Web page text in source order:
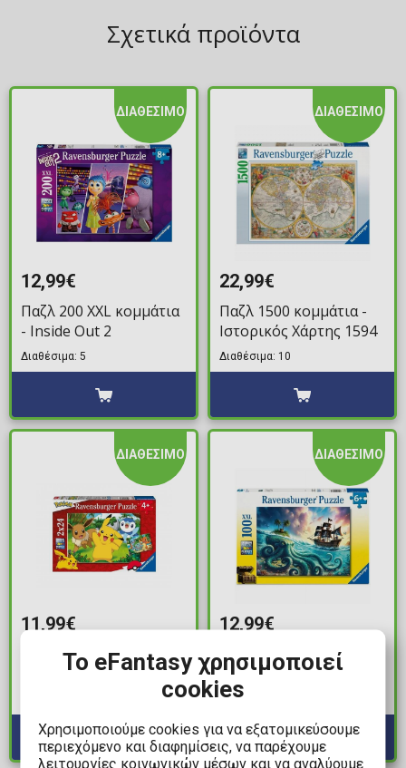
Σχετικά προϊόντα
ΔΙΑΘΕΣΙΜΟ
12,99€
Παζλ 200 XXL κομμάτια
- Inside Out 2
Διαθέσιμα: 5
ΔΙΑΘΕΣΙΜΟ
22,99€
Παζλ 1500 κομμάτια -
Ιστορικός Χάρτης 1594
Διαθέσιμα: 10
ΔΙΑΘΕΣΙΜΟ
11,99€
Παζλ 2x24 - Pokemon
ΔΙΑΘΕΣΙΜΟ
12,99€
Παζλ 100 XXL κομμάτια
- Pirate Treasure
Διαθέσιμα: 1
Το eFantasy χρησιμοποιεί
cookies
Χρησιμοποιούμε cookies για να εξατομικεύσουμε
περιεχόμενο και διαφημίσεις, να παρέχουμε
λειτουργίες κοινωνικών μέσων και να αναλύουμε